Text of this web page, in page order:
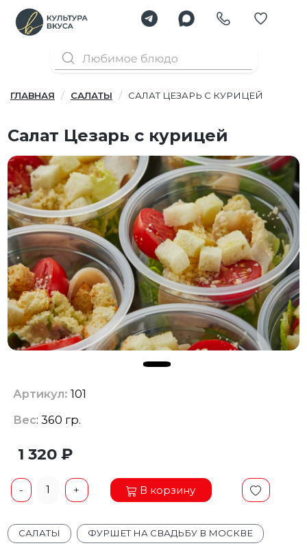
ГЛАВНАЯ САЛАТЫ САЛАТ ЦЕЗАРЬ С КУРИЦЕЙ
Салат Цезарь с курицей
Артикул: 101
Вес: 360 гр.
1 320 ₽
- 1 + В корзину
САЛАТЫ ФУРШЕТ НА СВАДЬБУ В МОСКВЕ